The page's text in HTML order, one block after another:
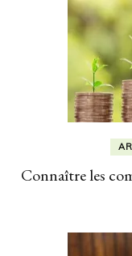
Connaître les